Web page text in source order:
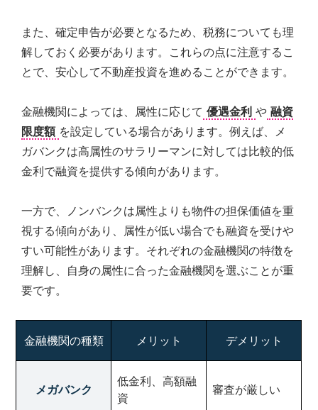
また、確定申告が必要となるため、税務についても理
解しておく必要があります。これらの点に注意するこ
とで、安心して不動産投資を進めることができます。
金融機関によっては、属性に応じて 優遇金利 や 融資
限度額 を設定している場合があります。例えば、メ
ガバンクは高属性のサラリーマンに対しては比較的低
金利で融資を提供する傾向があります。
一方で、ノンバンクは属性よりも物件の担保価値を重
視する傾向があり、属性が低い場合でも融資を受けや
すい可能性があります。それぞれの金融機関の特徴を
理解し、自身の属性に合った金融機関を選ぶことが重
要です。
金融機関の種類 メリット デメリット
メガバンク
低金利、高額融
資
審査が厳しい